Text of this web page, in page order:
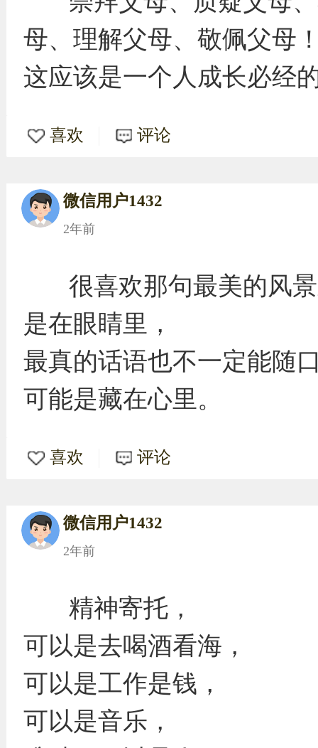
母、理解父母、敬佩父母
这应该是一个人成长必经
喜欢 评论
微信用户1432
2年前
很喜欢那句最美的风
是在眼睛里，
最真的话语也不一定能随
可能是藏在心里。
喜欢 评论
微信用户1432
2年前
精神寄托，
可以是去喝酒看海，
可以是工作是钱，
可以是音乐，